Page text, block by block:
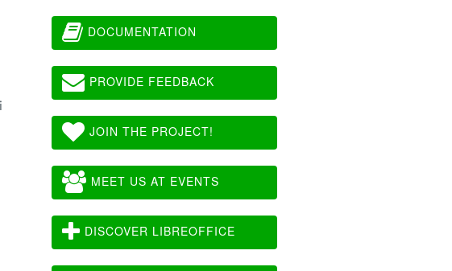
DOCUMENTATION
PROVIDE FEEDBACK
JOIN THE PROJECT!
MEET US AT EVENTS
DISCOVER LIBREOFFICE